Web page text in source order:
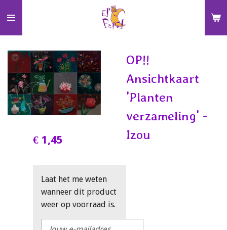
direct
naar
de
hoofdinhoud
OP!!
Ansichtkaart
'Planten
verzameling' -
Izou
€ 1,45
Laat het me weten
wanneer dit product
weer op voorraad is.